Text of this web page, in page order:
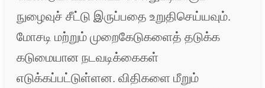
நுழைவுச் சீட்டு இருப்பதை உறுதிசெய்யவும்.
மோசடி மற்றும் முறைகேடுகளைத் தடுக்க
கடுமையான நடவடிக்கைகள்
எடுக்கப்பட்டுள்ளன. விதிகளை மீறும்